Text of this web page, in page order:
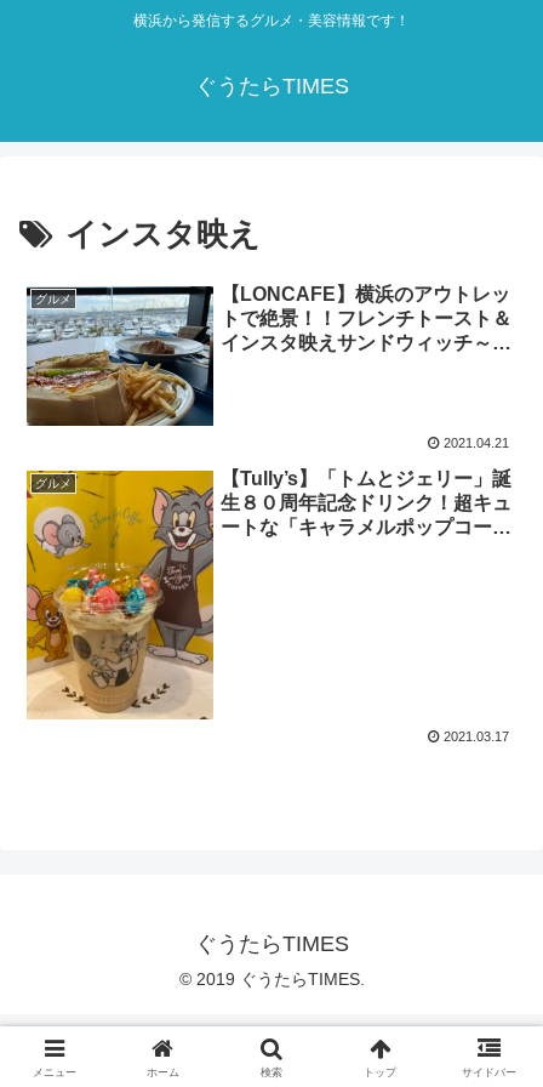
横浜から発信するグルメ・美容情報です！
ぐうたらTIMES
インスタ映え
グルメ
【LONCAFE】横浜のアウトレッ
トで絶景！！フレンチトースト＆
インスタ映えサンドウィッチ～横
2021.04.21
グルメ
【Tully’s】「トムとジェリー」誕
生８０周年記念ドリンク！超キュ
ートな「キャラメルポップコーン
2021.03.17
ぐうたらTIMES
© 2019 ぐうたらTIMES.
メニュー ホーム 検索 トップ サイドバー